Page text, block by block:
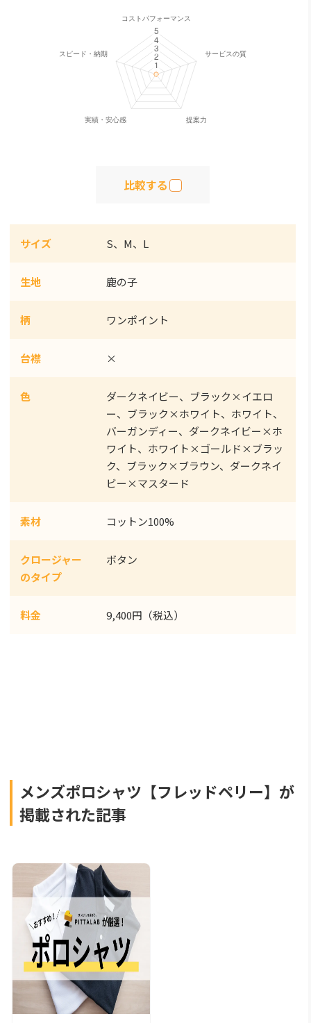
比較する
サイズ S、M、L
生地 鹿の子
柄 ワンポイント
台襟 ×
色
ダークネイビー、ブラック×イエロ
ー、ブラック×ホワイト、ホワイト、
バーガンディー、ダークネイビー×ホ
ワイト、ホワイト×ゴールド×ブラッ
ク、ブラック×ブラウン、ダークネイ
ビー×マスタード
素材 コットン100%
クロージャー
のタイプ
ボタン
料金 9,400円（税込）
メンズポロシャツ【フレッドペリー】が
掲載された記事